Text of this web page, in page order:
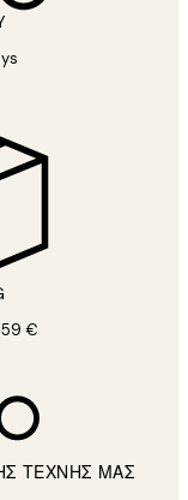
€
ΤΕΧΝΗΣ ΜΑΣ